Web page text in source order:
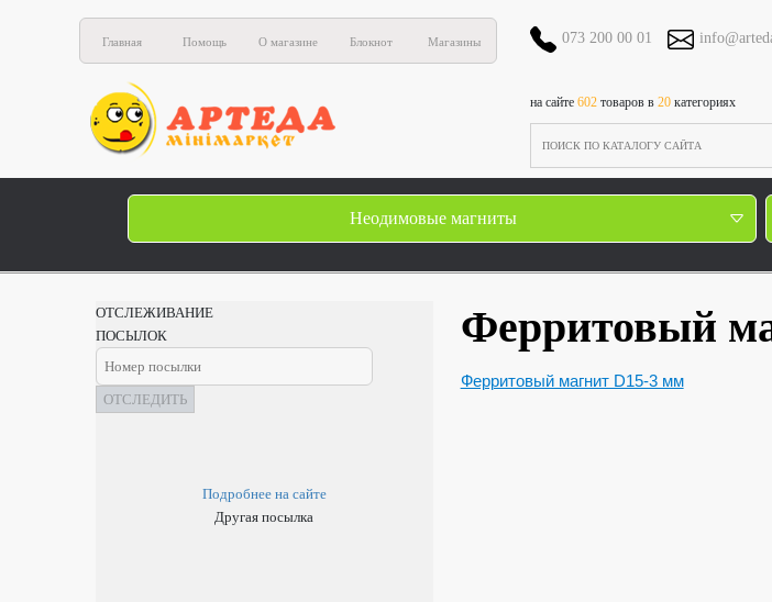
Главная Помощь О магазине Блокнот Магазины 073 200 00 01
на сайте 602 товаров в 20 категориях
Неодимовые магниты
ОТСЛЕЖИВАНИЕ
ПОСЫЛОК
ОТСЛЕДИТЬ
Подробнее на сайте
Другая посылка
Ферритовый
Ферритовый магнит D15-3 мм